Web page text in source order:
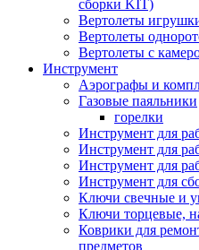
сборки KIT)
Вертолеты
Вертолеты
Вертолеты с
Инструмент
Аэрографы и
Газовые паяльники
горелки
Инструмент для
Инструмент для
Инструмент для
Инструмент для
Ключи свечные и
Ключи торцевые,
Коврики для
предметов